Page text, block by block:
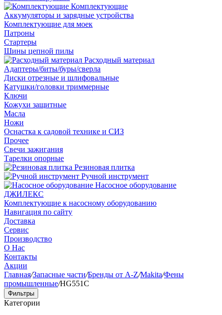
Комплектующие
Аккумуляторы и зарядные устройства
Комплектующие для моек
Патроны
Стартеры
Шины цепной пилы
Расходный материал
Адаптеры/биты/буры/сверла
Диски отрезные и шлифовальные
Катушки/головки триммерные
Ключи
Кожухи защитные
Масла
Ножи
Оснастка к садовой технике и СИЗ
Прочее
Свечи зажигания
Тарелки опорные
Резиновая плитка
Ручной инструмент
Насосное оборудование
ДЖИЛЕКС
Комплектующие к насосному оборудованию
Навигация по сайту
Доставка
Сервис
Производство
О Нас
Контакты
Акции
Главная/Запасные части/Бренды от A-Z/Makita/Фены
промышленные/HG551C
Фильтры
Категории